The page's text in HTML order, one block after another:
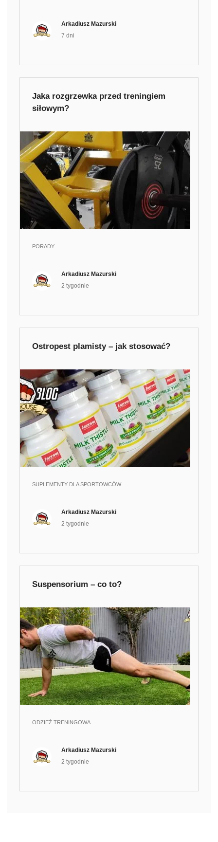
Arkadiusz Mazurski
7 dni
Jaka rozgrzewka przed treningiem
siłowym?
PORADY
Arkadiusz Mazurski
2 tygodnie
Ostropest plamisty – jak stosować?
SUPLEMENTY DLA SPORTOWCÓW
Arkadiusz Mazurski
2 tygodnie
Suspensorium – co to?
ODZIEŻ TRENINGOWA
Arkadiusz Mazurski
2 tygodnie